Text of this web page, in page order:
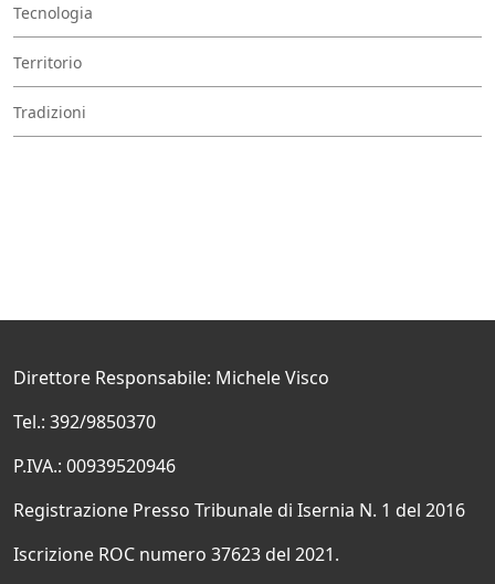
Tecnologia
Territorio
Tradizioni
Direttore Responsabile: Michele Visco
Tel.: 392/9850370
P.IVA.: 00939520946
Registrazione Presso Tribunale di Isernia N. 1 del 2016
Iscrizione ROC numero 37623 del 2021.